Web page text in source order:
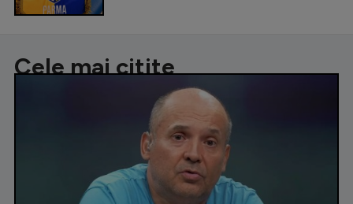
Cele mai citite